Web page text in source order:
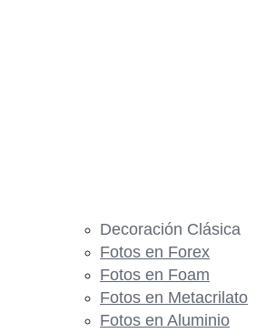
Decoración Clásica
Fotos en Forex
Fotos en Foam
Fotos en Metacrilato
Fotos en Aluminio